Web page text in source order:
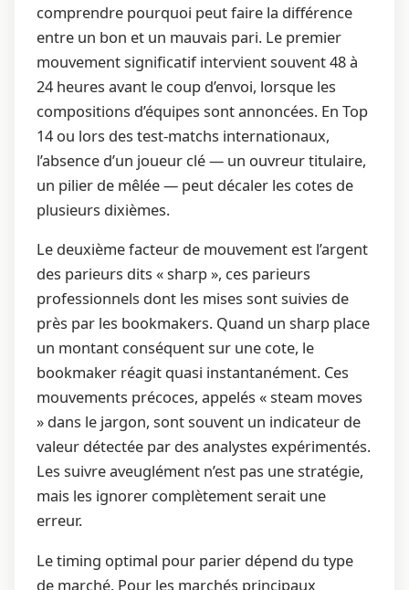
comprendre pourquoi peut faire la différence
entre un bon et un mauvais pari. Le premier
mouvement significatif intervient souvent 48 à
24 heures avant le coup d’envoi, lorsque les
compositions d’équipes sont annoncées. En Top
14 ou lors des test-matchs internationaux,
l’absence d’un joueur clé — un ouvreur titulaire,
un pilier de mêlée — peut décaler les cotes de
plusieurs dixièmes.
Le deuxième facteur de mouvement est l’argent
des parieurs dits « sharp », ces parieurs
professionnels dont les mises sont suivies de
près par les bookmakers. Quand un sharp place
un montant conséquent sur une cote, le
bookmaker réagit quasi instantanément. Ces
mouvements précoces, appelés « steam moves
» dans le jargon, sont souvent un indicateur de
valeur détectée par des analystes expérimentés.
Les suivre aveuglément n’est pas une stratégie,
mais les ignorer complètement serait une
erreur.
Le timing optimal pour parier dépend du type
de marché. Pour les marchés principaux